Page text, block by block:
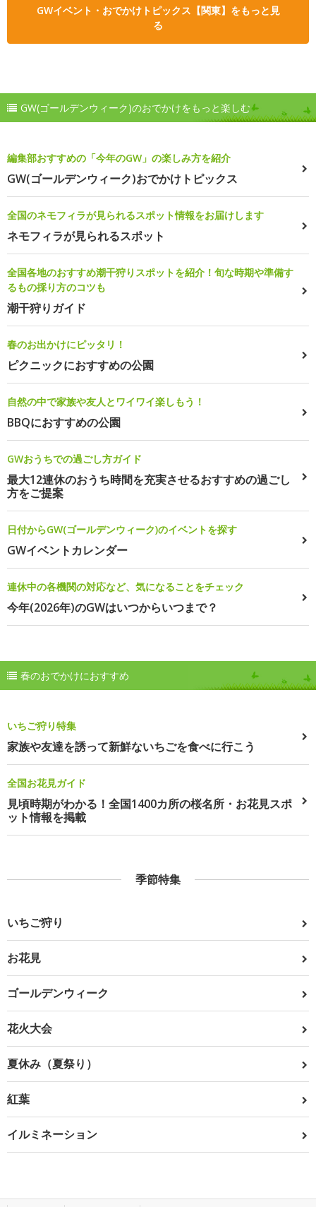
GWイベント・おでかけトピックス【関東】をもっと見
る
GW(ゴールデンウィーク)のおでかけをもっと楽しむ
編集部おすすめの「今年のGW」の楽しみ方を紹介
GW(ゴールデンウィーク)おでかけトピックス
全国のネモフィラが見られるスポット情報をお届けします
ネモフィラが見られるスポット
全国各地のおすすめ潮干狩りスポットを紹介！旬な時期や準備す
るもの採り方のコツも
潮干狩りガイド
春のお出かけにピッタリ！
ピクニックにおすすめの公園
自然の中で家族や友人とワイワイ楽しもう！
BBQにおすすめの公園
GWおうちでの過ごし方ガイド
最大12連休のおうち時間を充実させるおすすめの過ごし
方をご提案
日付からGW(ゴールデンウィーク)のイベントを探す
GWイベントカレンダー
連休中の各機関の対応など、気になることをチェック
今年(2026年)のGWはいつからいつまで？
春のおでかけにおすすめ
いちご狩り特集
家族や友達を誘って新鮮ないちごを食べに行こう
全国お花見ガイド
見頃時期がわかる！全国1400カ所の桜名所・お花見スポ
ット情報を掲載
季節特集
いちご狩り
お花見
ゴールデンウィーク
花火大会
夏休み（夏祭り）
紅葉
イルミネーション